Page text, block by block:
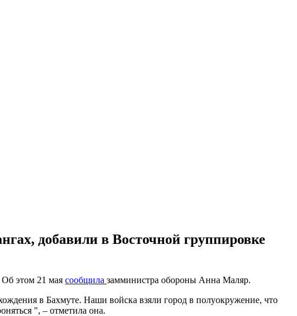
добавили в Восточной группировке
Об этом 21 мая сообщила замминистра обороны Анна Маляр.
в Бахмуте. Наши войска взяли город в полуокружение, что
", – отметила она.